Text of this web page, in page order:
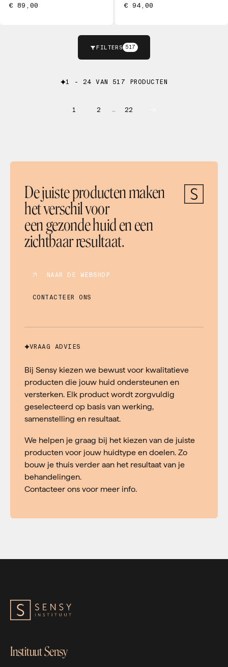
€ 89,00 € 94,00
FILTERS 517
1 - 24 VAN 517 PRODUCTEN
1 2 … 22
De juiste producten maken
het verschil voor
een gezonde huid en een
zichtbaar resultaat.
NAAR DE WEBSHOP
CONTACTEER ONS
VRAAG ADVIES
Bij Sensy kiezen we bewust voor kwalitatieve
producten die jouw huid ondersteunen en
versterken. Elk product wordt zorgvuldig
geselecteerd op basis van werking,
samenstelling en resultaat.
We helpen je graag bij het kiezen van de juiste
producten voor jouw huidtype en doelen. Zo
bouw je thuis verder aan het resultaat van je
behandelingen.
Contacteer ons voor meer info.
Instituut Sensy